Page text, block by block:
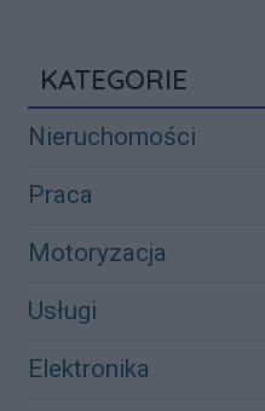
KATEGORIE
Nieruchomości
Praca
Motoryzacja
Usługi
Elektronika